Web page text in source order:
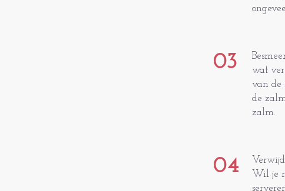
03
wat
van de
de
zalm.
04
Wil je